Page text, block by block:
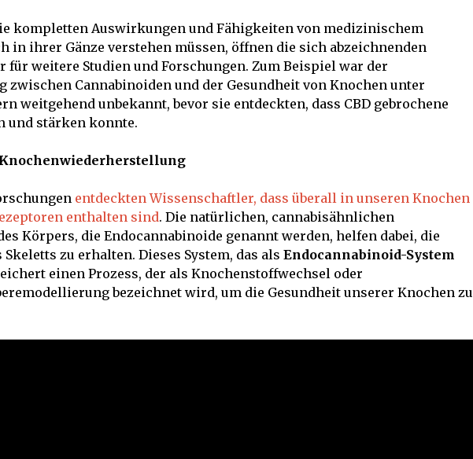
kompletten Auswirkungen und Fähigkeiten von medizinischem
in ihrer Gänze verstehen müssen, öffnen die sich abzeichnenden
für weitere Studien und Forschungen. Zum Beispiel war der
zwischen Cannabinoiden und der Gesundheit von Knochen unter
weitgehend unbekannt, bevor sie entdeckten, dass CBD gebrochene
und stärken konnte.
entdeckten Wissenschaftler, dass überall in unseren Knochen
enthalten sind. Die natürlichen, cannabisähnlichen
Körpers, die Endocannabinoide genannt werden, helfen dabei, die
Skeletts zu erhalten. Dieses System, das als Endocannabinoid-System
einen Prozess, der als Knochenstoffwechsel oder
bezeichnet wird, um die Gesundheit unserer Knochen zu